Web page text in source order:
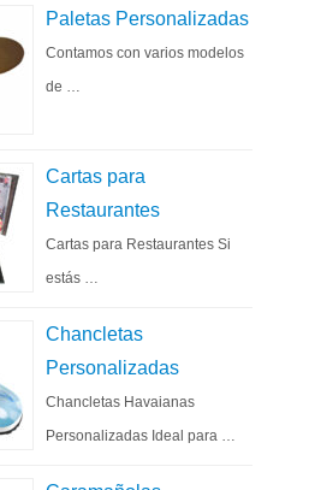
Paletas Personalizadas
Contamos con varios modelos
de …
Cartas para
Restaurantes
Cartas para Restaurantes Si
estás …
Chancletas
Personalizadas
Chancletas Havaianas
Personalizadas Ideal para …